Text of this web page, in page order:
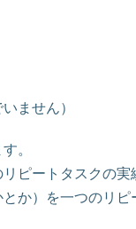
ません）
。
ピートタスクの
か）を一つのリ